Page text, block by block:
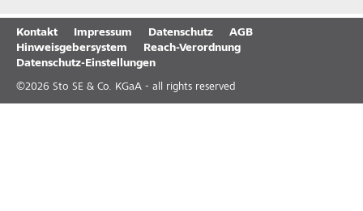
Kontakt Impressum Datenschutz
AGB
Hinweisgebersystem
Reach-Verordnung
Datenschutz-Einstellungen
©2026 Sto SE & Co. KGaA - all rights reserved